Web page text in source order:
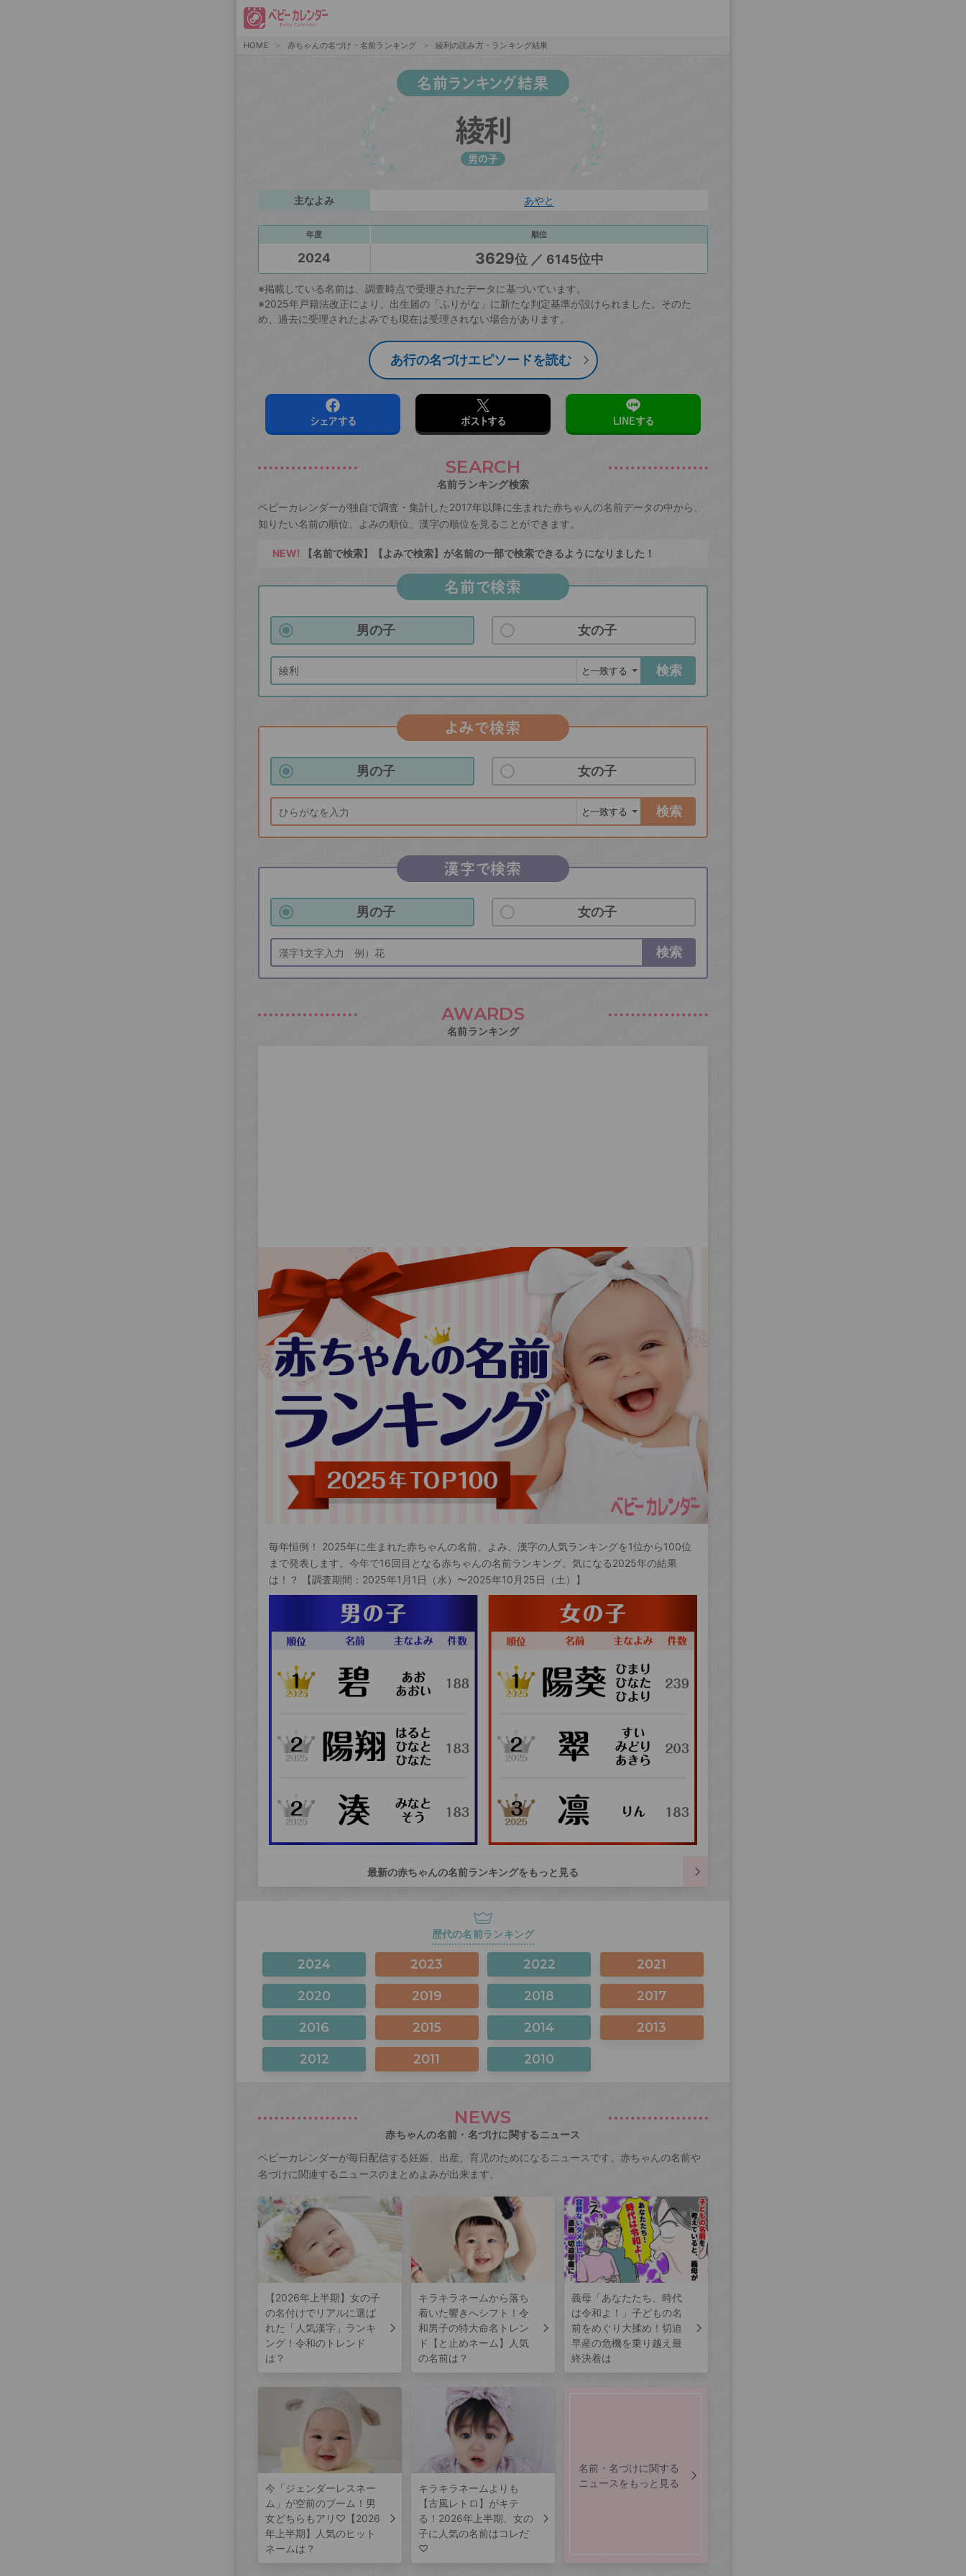
HOME 赤ちゃんの名づけ・名前ランキング 綾利の読み方・ランキング結果
名前ランキング結果
綾利
男の子
主なよみ あやと
年度 順位
2024 3629位 ／ 6145位中
※掲載している名前は、調査時点で受理されたデータに基づいています。
※2025年戸籍法改正により、出生届の「ふりがな」に新たな判定基準が設けられました。そのた
め、過去に受理されたよみでも現在は受理されない場合があります。
あ行の名づけエピソードを読む
シェアする ポストする LINEする
SEARCH
名前ランキング検索
ベビーカレンダーが独自で調査・集計した2017年以降に生まれた赤ちゃんの名前データの中から、
知りたい名前の順位、よみの順位、漢字の順位を見ることができます。
NEW! 【名前で検索】【よみで検索】が名前の一部で検索できるようになりました！
名前で検索
男の子 女の子
検索
よみで検索
男の子 女の子
検索
漢字で検索
男の子 女の子
検索
AWARDS
名前ランキング
毎年恒例！ 2025年に生まれた赤ちゃんの名前、よみ、漢字の人気ランキングを1位から100位
まで発表します。今年で16回目となる赤ちゃんの名前ランキング。気になる2025年の結果
は！？ 【調査期間：2025年1月1日（水）〜2025年10月25日（土）】
最新の赤ちゃんの名前ランキングをもっと見る
歴代の名前ランキング
2024 2023 2022 2021
2020 2019 2018 2017
2016 2015 2014 2013
2012 2011 2010
NEWS
赤ちゃんの名前・名づけに関するニュース
ベビーカレンダーが毎日配信する妊娠、出産、育児のためになるニュースです。赤ちゃんの名前や
名づけに関連するニュースのまとめよみが出来ます。
【2026年上半期】女の子
の名付けでリアルに選ば
れた「人気漢字」ランキ
ング！令和のトレンド
は？
キラキラネームから落ち
着いた響きへシフト！令
和男子の特大命名トレン
ド【と止めネーム】人気
の名前は？
義母「あなたたち、時代
は令和よ！」子どもの名
前をめぐり大揉め！切迫
早産の危機を乗り越え最
終決着は
今「ジェンダーレスネー
ム」が空前のブーム！男
女どちらもアリ♡【2026
年上半期】人気のヒット
ネームは？
キラキラネームよりも
【古風レトロ】がキテ
る！2026年上半期、女の
子に人気の名前はコレだ
♡
名前・名づけに関する
ニュースをもっと見る